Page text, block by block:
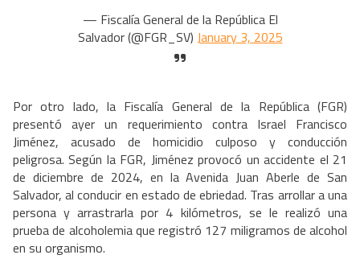
— Fiscalía General de la República El
Salvador (@FGR_SV) January 3, 2025
Por otro lado, la Fiscalía General de la República (FGR)
presentó ayer un requerimiento contra Israel Francisco
Jiménez, acusado de homicidio culposo y conducción
peligrosa. Según la FGR, Jiménez provocó un accidente el 21
de diciembre de 2024, en la Avenida Juan Aberle de San
Salvador, al conducir en estado de ebriedad. Tras arrollar a una
persona y arrastrarla por 4 kilómetros, se le realizó una
prueba de alcoholemia que registró 127 miligramos de alcohol
en su organismo.